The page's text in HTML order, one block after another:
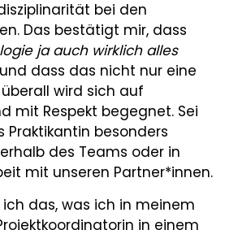
bei den
Das bestätigt mir, dass
ja auch wirklich alles
dass das nicht nur eine
überall wird sich auf
mit Respekt begegnet. Sei
Praktikantin besonders
des Teams oder in
mit unseren Partner*innen.
ich das, was ich in meinem
in einem